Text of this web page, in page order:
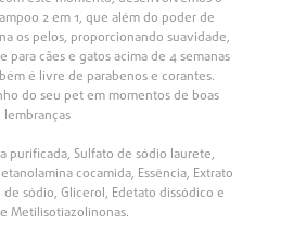
2 em 1, que além do poder de
os pelos, proporcionando suavidade,
cães e gatos acima de 4 semanas
é livre de parabenos e corantes.
do seu pet em momentos de boas
lembranças
purificada, Sulfato de sódio laurete,
cocamida, Essência, Extrato
sódio, Glicerol, Edetato dissódico e
Metilisotiazolinonas.